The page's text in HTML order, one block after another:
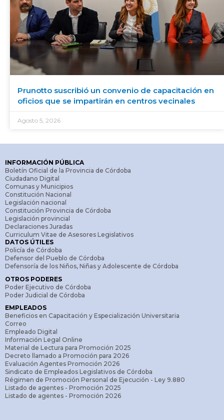
Prunotto suscribió un convenio de capacitación en
oficios que se impartirán en centros vecinales
Agosto 5, 2026
INFORMACIÓN PÚBLICA
Boletín Oficial de la Provincia de Córdoba
Ciudadano Digital
Comunas y Municipios
Constitución Nacional
Legislación nacional
Constitución Provincia de Córdoba
Legislación provincial
Declaraciones Juradas
Curriculum Vitae de Asesores Legislativos
DATOS ÚTILES
Policía de Córdoba
Defensor del Pueblo de Córdoba
Defensoría de los Niños, Niñas y Adolescente de Córdoba
OTROS PODERES
Poder Ejecutivo de Córdoba
Poder Judicial de Córdoba
EMPLEADOS
Beneficios en Capacitación y Especialización Universitaria
Correo
Empleado Digital
Información Legal Online
Material de Lectura para Promoción 2025
Decreto llamado a Promoción para 2026
Evaluación Agentes Promoción 2026
Sindicato de Empleados Legislativos de Córdoba
Régimen de Promoción Personal de Ejecución - Ley 9.880
Listado de agentes - Promoción 2025
Listado de agentes - Promoción 2026